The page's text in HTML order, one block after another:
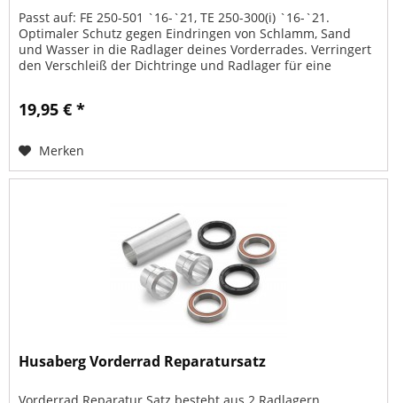
Passt auf: FE 250-501 `16-`21, TE 250-300(i) `16-`21.
Optimaler Schutz gegen Eindringen von Schlamm, Sand
und Wasser in die Radlager deines Vorderrades. Verringert
den Verschleiß der Dichtringe und Radlager für eine
19,95 € *
Merken
Husaberg Vorderrad Reparatursatz